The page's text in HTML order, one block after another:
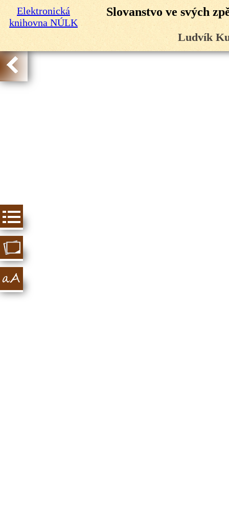
Elektronická
knihovna NÚLK
Slovanstvo ve svých
Ludvík